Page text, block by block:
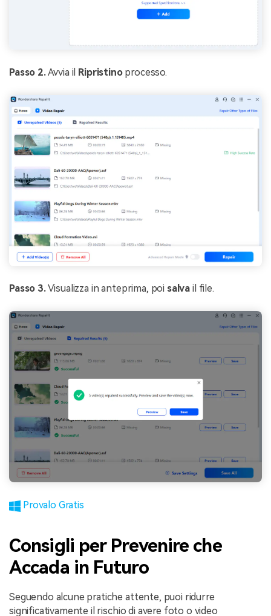
Passo 2.Avvia il Ripristinoprocesso.
Passo 3.Visualizza in anteprima, poi salva il file.
Provalo Gratis
Consigli per Prevenire che
Accada in Futuro
Seguendo alcune pratiche attente, puoi ridurre
significativamente il rischio di avere foto o video